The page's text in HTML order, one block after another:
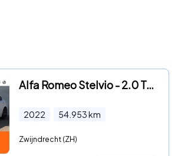
Alfa Romeo Stelvio - 2.0 Turbo 280 PK AWD Veloce | Navi | Carplay | Driver | 20"
2022 54.953km
Zwijndrecht (ZH)